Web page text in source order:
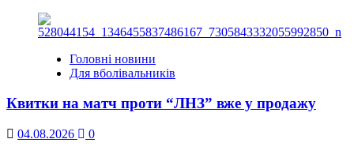
Головні новини
Для вболівальників
Квитки на матч проти “ЛНЗ” вже у продажу
04.08.2026 0